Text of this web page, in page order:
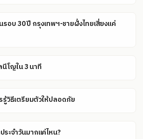
รอบ 30 ปี กรุงเทพฯ-ชายฝั่งไทยเสี่ยงแค่
นีโญใน 3 นาที
รู้วิธีเตรียมตัวให้ปลอดภัย
ะจำวันมากแค่ไหน?